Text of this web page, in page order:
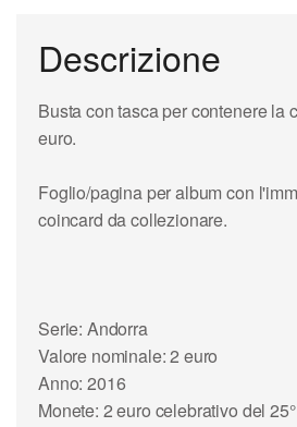
Descrizione
Busta con tasca per contenere la
euro.
Foglio/pagina per album con
coincard da collezionare.
Serie: Andorra
Valore nominale: 2 euro
Anno: 2016
Monete: 2 euro celebrativo del